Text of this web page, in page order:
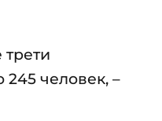
человек, –